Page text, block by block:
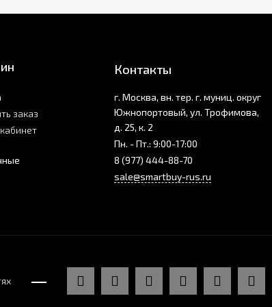
заказ
Контакты
г. Москва, вн. тер. г. муниц. округ
Южнопортовый, ул. Трофимова,
д. 25, к. 2
Пн. - Пт.: 9:00-17:00
8 (977) 444-88-70
sale@smartbuy-rus.ru